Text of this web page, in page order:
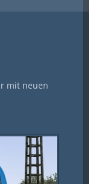
mit neuen